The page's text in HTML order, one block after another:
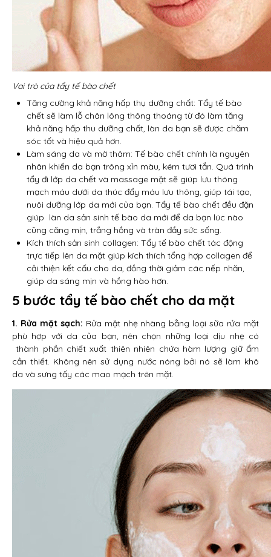
Vai trò của tẩy tế bào chết
Tăng cường khả năng hấp thụ dưỡng chất: Tẩy tế bào
chết sẽ làm lỗ chân lông thông thoáng từ đó làm tăng
khả năng hấp thu dưỡng chất, làn da bạn sẽ được chăm
sóc tốt và hiệu quả hơn.
Làm sáng da và mờ thâm: Tế bào chết chính là nguyên
nhân khiến da bạn trông xỉn màu, kém tươi tắn. Quá trình
tẩy đi lớp da chết và massage mặt sẽ giúp lưu thông
mạch máu dưới da thúc đẩy máu lưu thông, giúp tái tạo,
nuôi dưỡng lớp da mới của bạn. Tẩy tế bào chết đều đặn
giúp làn da sản sinh tế bào da mới để da bạn lúc nào
cũng căng mịn, trắng hồng và tràn đầy sức sống.
Kích thích sản sinh collagen: Tẩy tế bào chết tác động
trực tiếp lên da mặt giúp kích thích tổng hợp collagen để
cải thiện kết cấu cho da, đồng thời giảm các nếp nhăn,
giúp da sáng mịn và hồng hào hơn.
5 bước tẩy tế bào chết cho da mặt
1. Rửa mặt sạch: Rửa mặt nhẹ nhàng bằng loại sữa rửa mặt
phù hợp với da của bạn, nên chọn những loại dịu nhẹ có
thành phần chiết xuất thiên nhiên chứa hàm lượng giữ ẩm
cần thiết. Không nên sử dụng nước nóng bởi nó sẽ làm khô
da và sưng tấy các mao mạch trên mặt.